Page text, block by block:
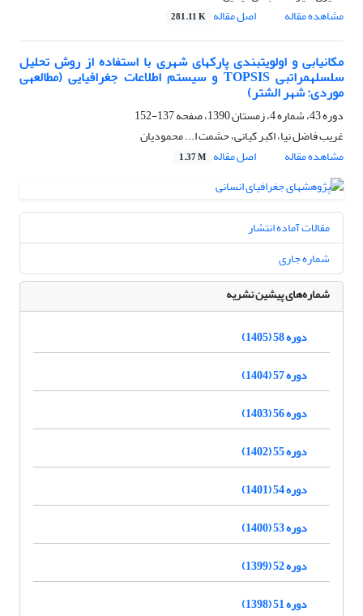
مشاهده مقاله
اصل مقاله 281.11 K
مکان‎یابی و اولویت‎بندی پارک‎های شهری با استفاده از روش تحلیل
سلسله‎مراتبی TOPSIS و سیستم اطلاعات جغرافیایی (مطالعه‎ی
موردی: شهر الشتر)
دوره 43، شماره 4، زمستان 1390، صفحه
137-152
غریب فاضل نیا، اکبر کیانی، حشمت ا... محمودیان
مشاهده مقاله
اصل مقاله 1.37 M
مقالات آماده انتشار
شماره جاری
شماره‌های پیشین نشریه
دوره 58 (1405)
دوره 57 (1404)
دوره 56 (1403)
دوره 55 (1402)
دوره 54 (1401)
دوره 53 (1400)
دوره 52 (1399)
دوره 51 (1398)